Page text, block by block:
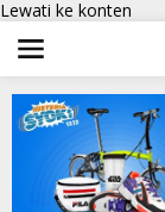
Lewati ke konten